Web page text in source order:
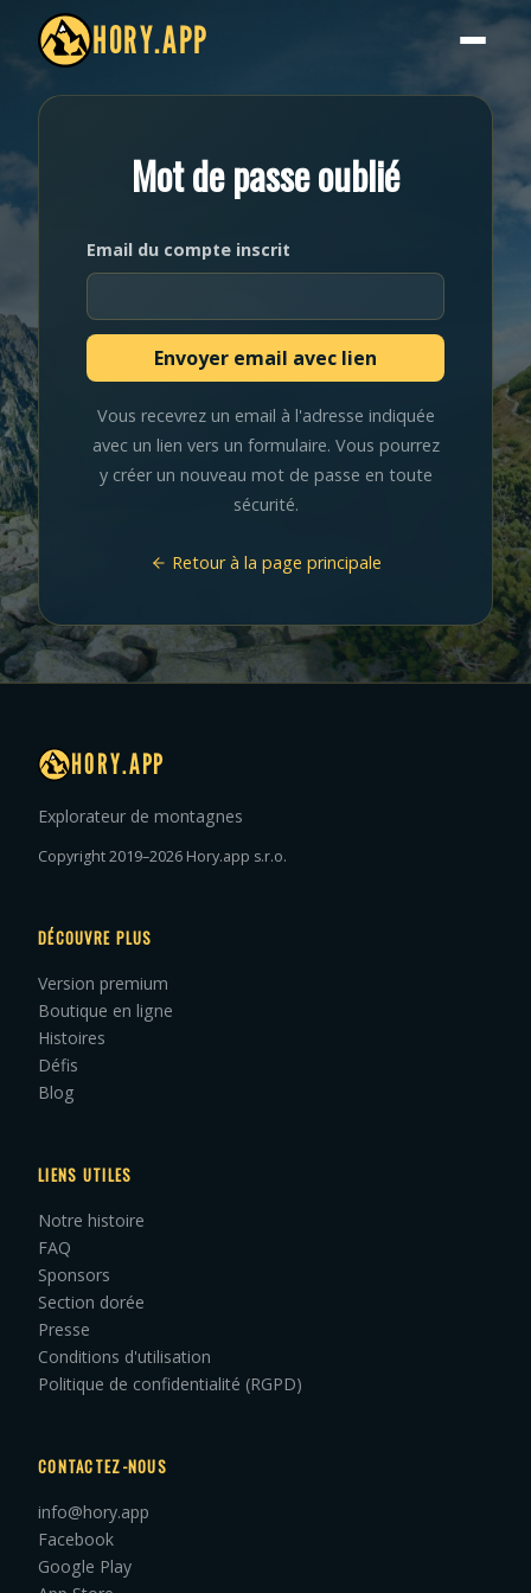
HORY.APP
Mot de passe oublié
Email du compte inscrit
Vous recevrez un email à l'adresse indiquée
avec un lien vers un formulaire. Vous pourrez
y créer un nouveau mot de passe en toute
sécurité.
Retour à la page principale
HORY.APP
Explorateur de montagnes
Copyright 2019–2026 Hory.app s.r.o.
DÉCOUVRE PLUS
Version premium
Boutique en ligne
Histoires
Défis
Blog
LIENS UTILES
Notre histoire
FAQ
Sponsors
Section dorée
Presse
Conditions d'utilisation
Politique de confidentialité (RGPD)
CONTACTEZ-NOUS
info@hory.app
Facebook
Google Play